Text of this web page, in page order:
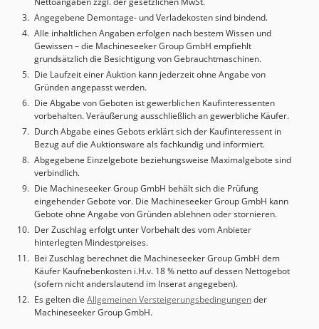
kg STEUERUNGSEINHEIT: FANUC 16i-M GEWICHT: 16750 Kg
GESAMTABMESSUNGEN: 7135 x 5300 x 3426 mm ZUBEHÖR:
SPÄNEFÖRDERER ; GEWINDEKASTEN
Angegebene Demontage- und Verladekosten sind bindend.
Alle inhaltlichen Angaben erfolgen nach bestem Wissen und
Gewissen – die Machineseeker Group GmbH empfiehlt
grundsätzlich die Besichtigung von Gebrauchtmaschinen.
Die Laufzeit einer Auktion kann jederzeit ohne Angabe von
Gründen angepasst werden.
Die Abgabe von Geboten ist gewerblichen Kaufinteressenten
vorbehalten. Veräußerung ausschließlich an gewerbliche Käufer.
Durch Abgabe eines Gebots erklärt sich der Kaufinteressent in
Bezug auf die Auktionsware als fachkundig und informiert.
Abgegebene Einzelgebote beziehungsweise Maximalgebote sind
verbindlich.
Die Machineseeker Group GmbH behält sich die Prüfung
eingehender Gebote vor. Die Machineseeker Group GmbH kann
Gebote ohne Angabe von Gründen ablehnen oder stornieren.
Der Zuschlag erfolgt unter Vorbehalt des vom Anbieter
hinterlegten Mindestpreises.
Bei Zuschlag berechnet die Machineseeker Group GmbH dem
Käufer Kaufnebenkosten i.H.v. 18 % netto auf dessen Nettogebot
(sofern nicht anderslautend im Inserat angegeben).
Es gelten die Allgemeinen Versteigerungsbedingungender
Machineseeker Group GmbH.